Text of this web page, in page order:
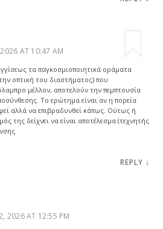
AT 10:47 AM
τα παγκοσμιοπoιητικά οράματα
οπτική του διαστήματος) που
μέλλον, αποτελούν την πεμπτουσία
Το ερώτημα είναι αν η πορεία
αλλά να επιβραδυνθεί κάπως. Ούτως ή
της δείχνει να είναι αποτέλεσμα (τεχνητής
REPLY ↓
2026 AT 12:55 PM